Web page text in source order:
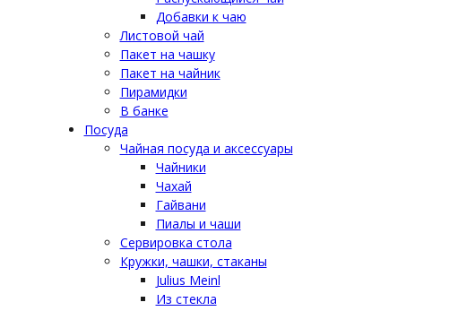
Добавки к чаю
Листовой чай
Пакет на чашку
Пакет на чайник
Пирамидки
В банке
Посуда
Чайная посуда и аксессуары
Чайники
Чахай
Гайвани
Пиалы и чаши
Сервировка стола
Кружки, чашки, стаканы
Julius Meinl
Из стекла